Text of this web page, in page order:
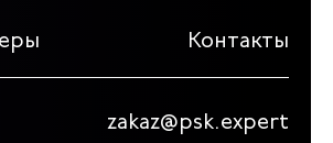
Контакты
zakaz@psk.expert